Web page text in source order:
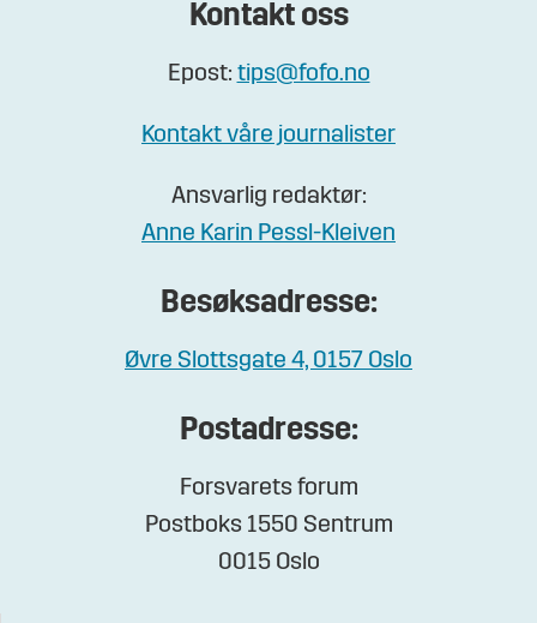
Kontakt oss
Epost: tips@fofo.no
Kontakt våre journalister
Ansvarlig redaktør:
Anne Karin Pessl-Kleiven
Besøksadresse:
Øvre Slottsgate 4, 0157 Oslo
Postadresse:
Forsvarets forum
Postboks 1550 Sentrum
0015 Oslo